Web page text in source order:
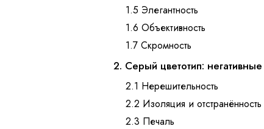
1.5 Элегантность
1.6 Объективность
1.7 Скромность
2. Серый цветотип:
2.1 Нерешительность
2.2 Изоляция и отстранённость
2.3 Печаль